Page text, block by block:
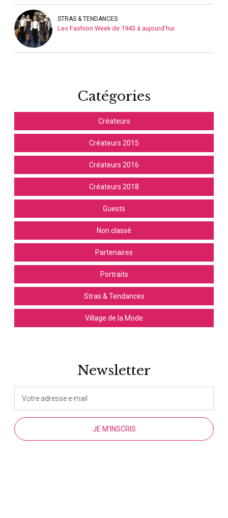
STRAS & TENDANCES
Les Fashion Week de 1943 à aujourd’hui
Catégories
Créateurs
Créateurs 2015
Créateurs 2016
Créateurs 2018
Guests
Non classé
Partenaires
Portraits
Stras & Tendances
Village de la Mode
Newsletter